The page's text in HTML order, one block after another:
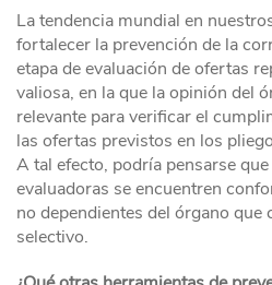
La tendencia mundial en
fortalecer la prevención de la
etapa de evaluación de ofertas
valiosa, en la que la opinión del
relevante para verificar el
las ofertas previstos en los
A tal efecto, podría pensarse
evaluadoras se encuentren
no dependientes del órgano
selectivo.